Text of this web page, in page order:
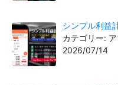
シンプル利益
カテゴリー: ア
2026/07/14